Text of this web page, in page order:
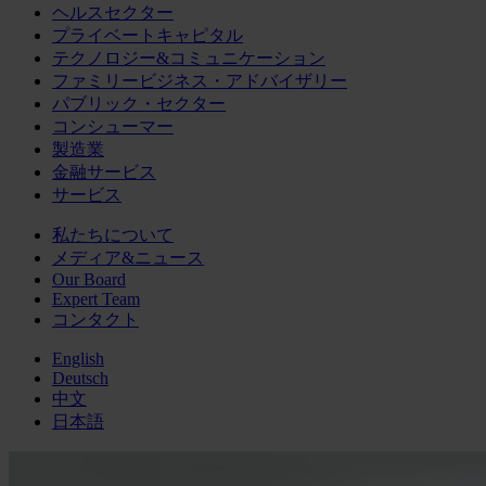
ヘルスセクター
プライベートキャピタル
テクノロジー&コミュニケーション
ファミリービジネス・アドバイザリー
パブリック・セクター
コンシューマー
製造業
金融サービス
サービス
私たちについて
メディア&ニュース
Our Board
Expert Team
コンタクト
English
Deutsch
中文
日本語